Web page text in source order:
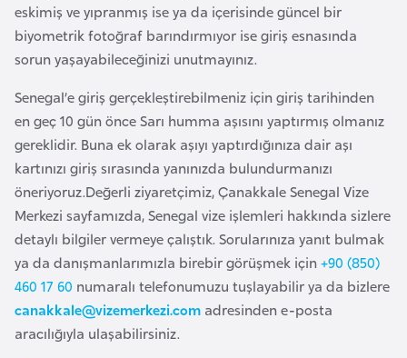
eskimiş ve yıpranmış ise ya da içerisinde güncel bir
biyometrik fotoğraf barındırmıyor ise giriş esnasında
sorun yaşayabileceğinizi unutmayınız.
Senegal’e giriş gerçekleştirebilmeniz için giriş tarihinden
en geç 10 gün önce Sarı humma aşısını yaptırmış olmanız
gereklidir. Buna ek olarak aşıyı yaptırdığınıza dair aşı
kartınızı giriş sırasında yanınızda bulundurmanızı
öneriyoruz.Değerli ziyaretçimiz, Çanakkale Senegal Vize
Merkezi sayfamızda, Senegal vize işlemleri hakkında sizlere
detaylı bilgiler vermeye çalıştık. Sorularınıza yanıt bulmak
ya da danışmanlarımızla birebir görüşmek için+90 (850)
460 17 60 numaralı telefonumuzu tuşlayabilir ya da bizlere
canakkale@vizemerkezi.com adresinden e-posta
aracılığıyla ulaşabilirsiniz.
D
e
k
i
K